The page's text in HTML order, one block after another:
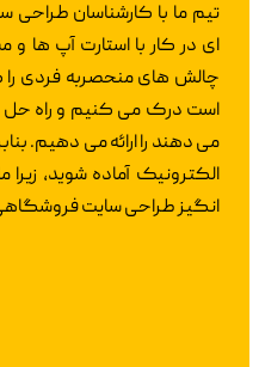
تیم ما با کارشناسان
ای در کار با استارت آپ ها و
چالش های منحصربه فردی
است درک می کنیم و راه حل
می دهند را ارائه می دهیم.
الکترونیک آماده شوید،
انگیز طراحی سایت